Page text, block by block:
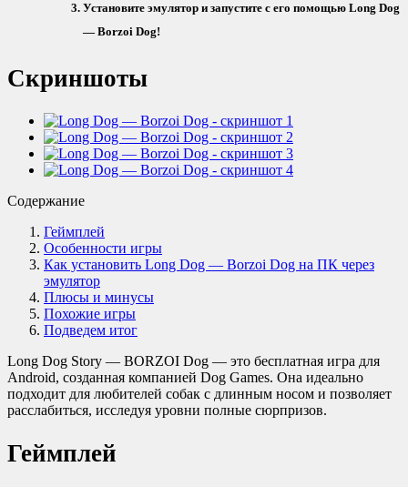
Установите эмулятор и запустите с его помощью Long Dog
— Borzoi Dog!
Скриншоты
Содержание
Геймплей
Особенности игры
Как установить Long Dog — Borzoi Dog на ПК через
эмулятор
Плюсы и минусы
Похожие игры
Подведем итог
Long Dog Story — BORZOI Dog — это бесплатная игра для
Android, созданная компанией Dog Games. Она идеально
подходит для любителей собак с длинным носом и позволяет
расслабиться, исследуя уровни полные сюрпризов.
Геймплей